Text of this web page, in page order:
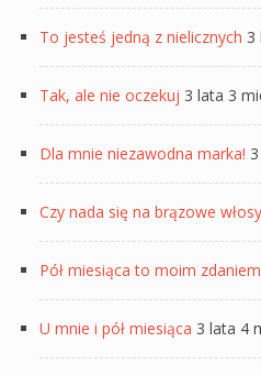
To jesteś jedną z nielicznych 3
Tak, ale nie oczekuj 3 lata 3
Dla mnie niezawodna marka!
Czy nada się na brązowe włosy
Pół miesiąca to moim zdaniem
U mnie i pół miesiąca 3 lata 4